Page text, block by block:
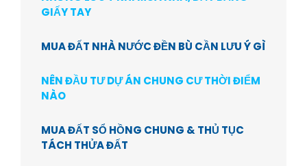
GIẤY TAY
MUA ĐẤT NHÀ NƯỚC ĐỀN BÙ CẦN LƯU Ý GÌ
NÊN ĐẦU TƯ DỰ ÁN CHUNG CƯ THỜI ĐIỂM
NÀO
MUA ĐẤT SỔ HỒNG CHUNG & THỦ TỤC
TÁCH THỬA ĐẤT